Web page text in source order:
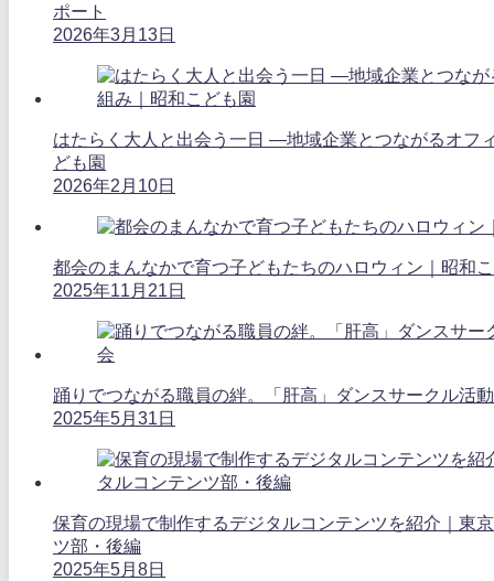
ポート
2026年3月13日
はたらく大人と出会う一日 ―地域企業とつながるオフ
ども園
2026年2月10日
都会のまんなかで育つ子どもたちのハロウィン｜昭和
2025年11月21日
踊りでつながる職員の絆。「肝高」ダンスサークル活
2025年5月31日
保育の現場で制作するデジタルコンテンツを紹介｜東
ツ部・後編
2025年5月8日